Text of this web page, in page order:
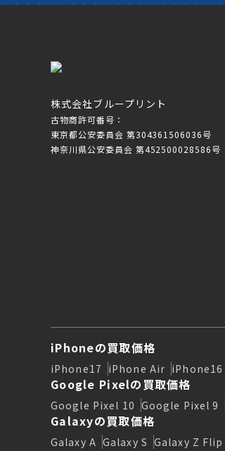
株式会社ブループリント
古物商許可番号：
東京都公安委員会 第304361506036号
神奈川県公安委員会 第452500028586号
iPhoneの買取価格
iPhone17 iPhone Air iPhone16
Google Pixelの買取価格
Google Pixel 10 Google Pixel 9
Galaxyの買取価格
Galaxy A Galaxy S Galaxy Z Flip